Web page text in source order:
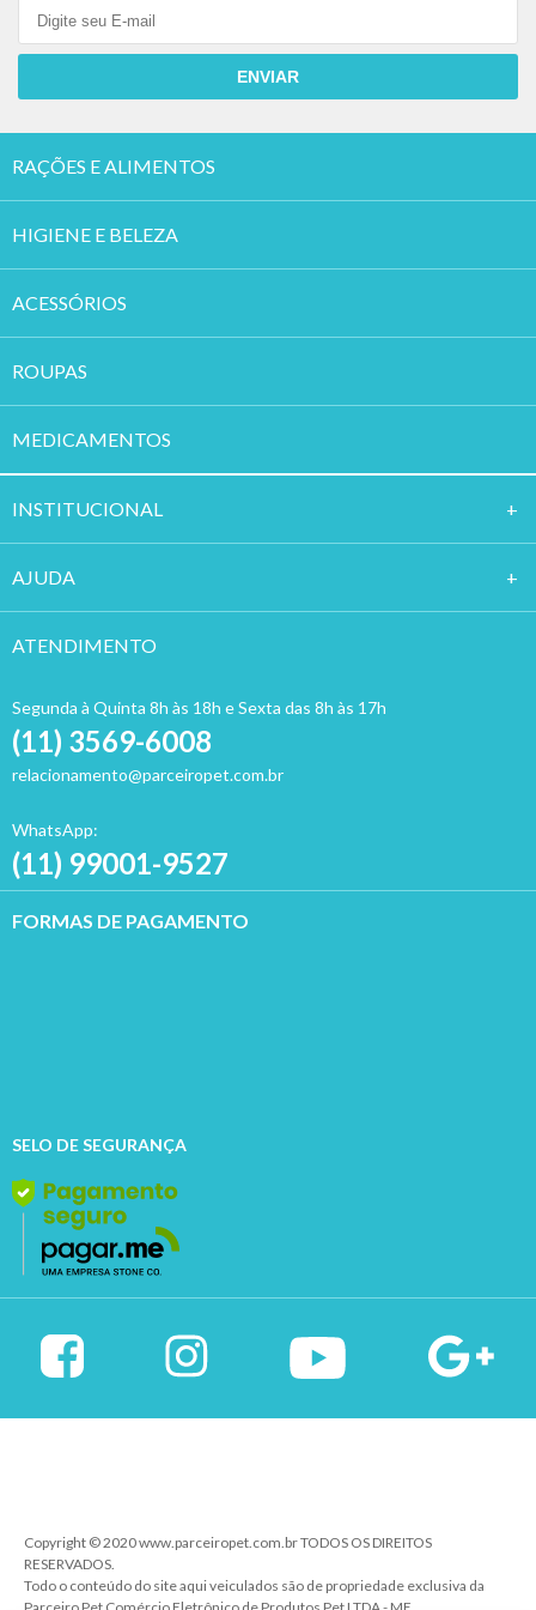
ENVIAR
RAÇÕES E ALIMENTOS
HIGIENE E BELEZA
ACESSÓRIOS
ROUPAS
MEDICAMENTOS
INSTITUCIONAL
AJUDA
ATENDIMENTO
Segunda à Quinta 8h às 18h e Sexta das 8h às 17h
(11) 3569-6008
relacionamento@parceiropet.com.br
WhatsApp:
(11) 99001-9527
FORMAS DE PAGAMENTO
SELO DE SEGURANÇA
Copyright © 2020 www.parceiropet.com.br TODOS OS DIREITOS
RESERVADOS.
Todo o conteúdo do site aqui veiculados são de propriedade exclusiva da